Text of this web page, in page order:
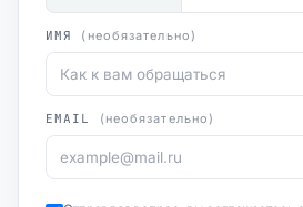
ИМЯ (необязательно)
EMAIL (необязательно)